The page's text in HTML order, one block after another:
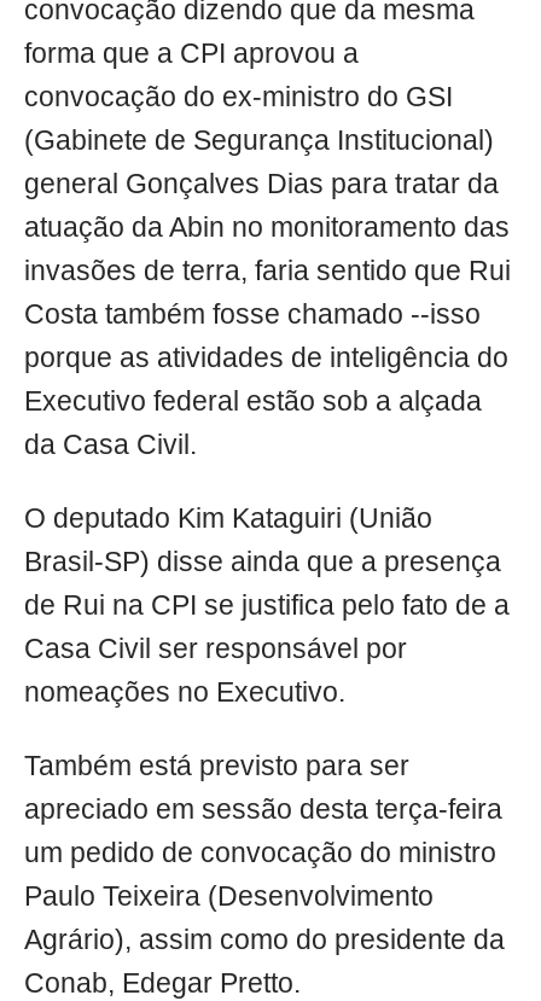
convocação dizendo que da mesma
forma que a CPI aprovou a
convocação do ex-ministro do GSI
(Gabinete de Segurança Institucional)
general Gonçalves Dias para tratar da
atuação da Abin no monitoramento das
invasões de terra, faria sentido que Rui
Costa também fosse chamado --isso
porque as atividades de inteligência do
Executivo federal estão sob a alçada
da Casa Civil.
O deputado Kim Kataguiri (União
Brasil-SP) disse ainda que a presença
de Rui na CPI se justifica pelo fato de a
Casa Civil ser responsável por
nomeações no Executivo.
Também está previsto para ser
apreciado em sessão desta terça-feira
um pedido de convocação do ministro
Paulo Teixeira (Desenvolvimento
Agrário), assim como do presidente da
Conab, Edegar Pretto.